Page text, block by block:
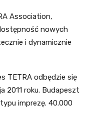
Association,
nowych
i dynamicznie
TETRA odbędzie się
2011 roku. Budapeszt
imprezę. 40.000